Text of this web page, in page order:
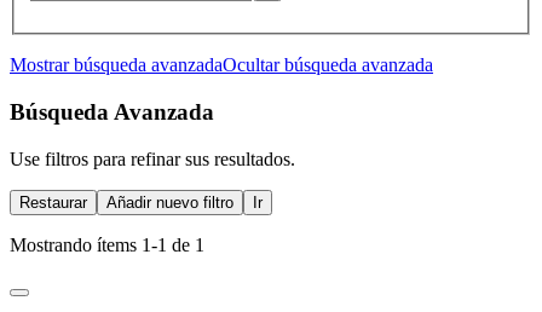
Mostrar búsqueda avanzadaOcultar búsqueda avanzada
Búsqueda Avanzada
Use filtros para refinar sus resultados.
Restaurar Añadir nuevo filtro Ir
Mostrando ítems 1-1 de 1